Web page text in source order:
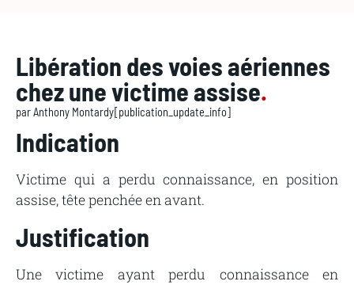
Libération des voies aériennes
chez une victime assise.
parAnthony Montardy[publication_update_info]
Indication
Victime qui a perdu connaissance, en position
assise, tête penchée en avant.
Justification
Une victime ayant perdu connaissance en